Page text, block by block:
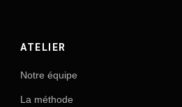
ATELIER
Notre équipe
La méthode